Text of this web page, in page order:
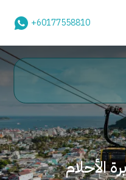
+60177558810
الأحلام